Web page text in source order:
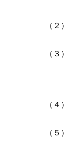
（２）
（３）
（４）
（５）